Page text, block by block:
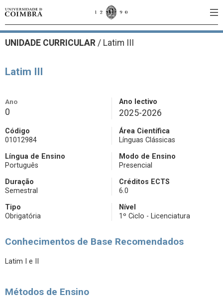
UNIDADE CURRICULAR / Latim III
Latim III
Ano
0
Ano lectivo
2025-2026
Código
01012984
Área Científica
Línguas Clássicas
Língua de Ensino
Português
Modo de Ensino
Presencial
Duração
Semestral
Créditos ECTS
6.0
Tipo
Obrigatória
Nível
1º Ciclo - Licenciatura
Conhecimentos de Base Recomendados
Latim I e II
Métodos de Ensino